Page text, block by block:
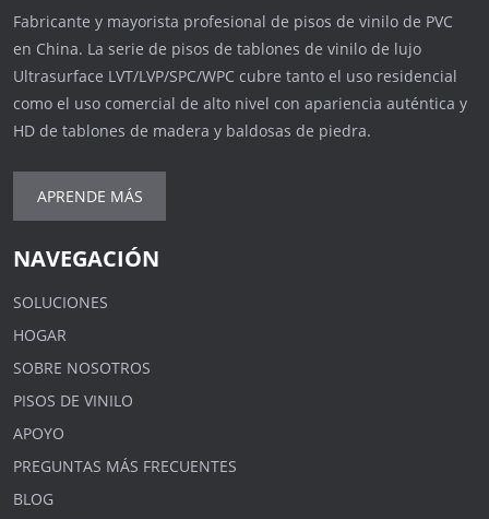
Fabricante y mayorista profesional de pisos de vinilo de PVC
en China. La serie de pisos de tablones de vinilo de lujo
Ultrasurface LVT/LVP/SPC/WPC cubre tanto el uso residencial
como el uso comercial de alto nivel con apariencia auténtica y
HD de tablones de madera y baldosas de piedra.
APRENDE MÁS
NAVEGACIÓN
SOLUCIONES
HOGAR
SOBRE NOSOTROS
PISOS DE VINILO
APOYO
PREGUNTAS MÁS FRECUENTES
BLOG